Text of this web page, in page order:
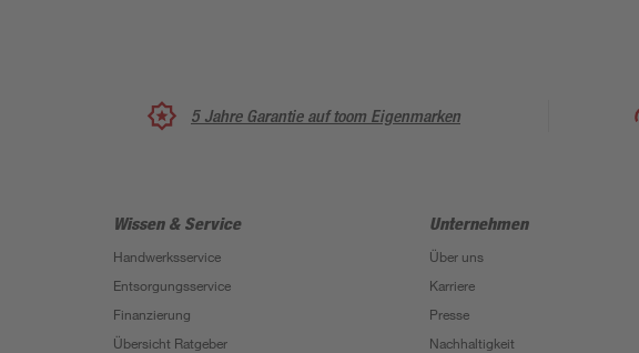
5 Jahre Garantie auf toom Eigenmarken
Wissen & Service
Handwerksservice
Entsorgungsservice
Finanzierung
Übersicht Ratgeber
Unternehmen
Über uns
Karriere
Presse
Nachhaltigkeit